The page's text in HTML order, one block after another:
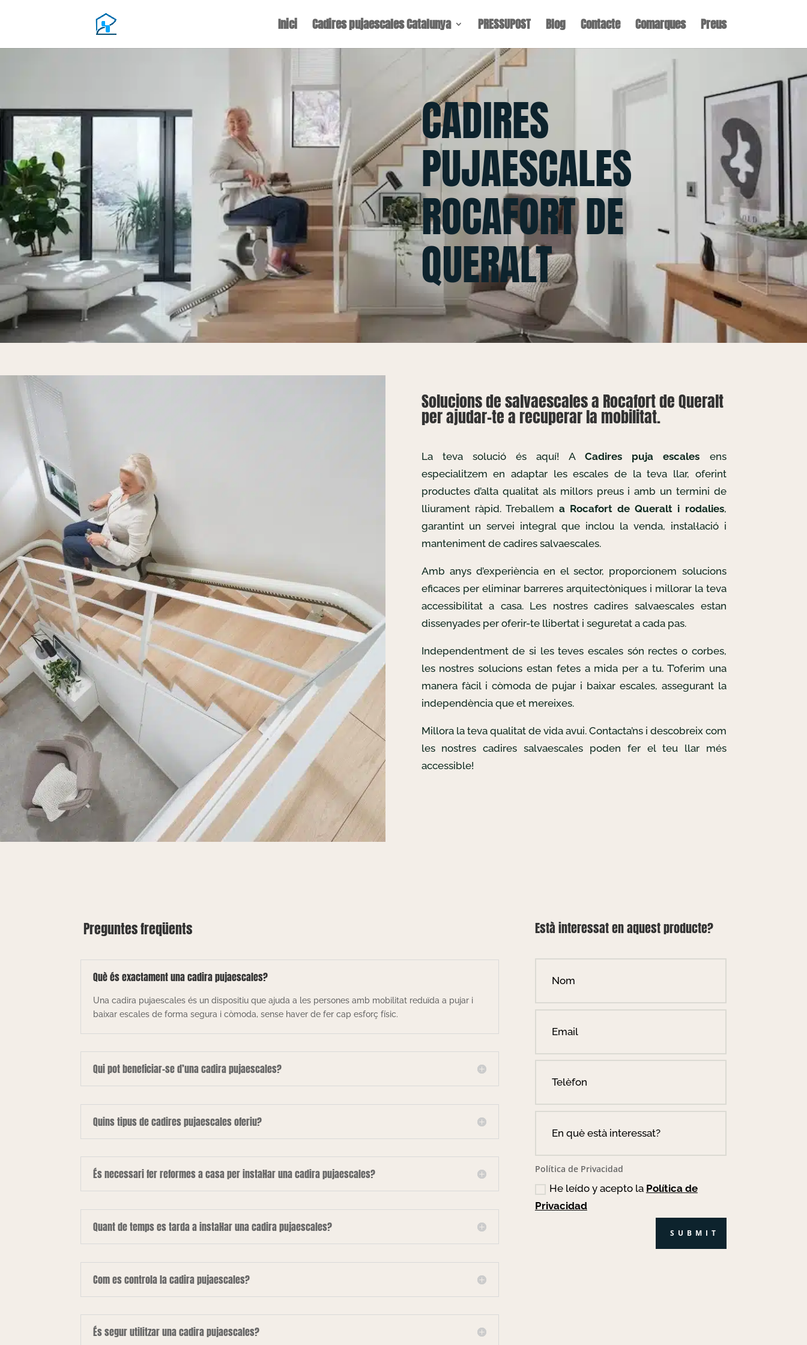
Inici Cadires pujaescales Catalunya PRESSUPOST Blog Contacte Comarques Preus
CADIRES
PUJAESCALES
ROCAFORT DE
QUERALT
Solucions de salvaescales a Rocafort de Queralt
per ajudar-te a recuperar la mobilitat.
La teva solució és aquí! A Cadires puja escales ens
especialitzem en adaptar les escales de la teva llar, oferint
productes d’alta qualitat als millors preus i amb un termini de
lliurament ràpid. Treballem a Rocafort de Queralt i rodalies,
garantint un servei integral que inclou la venda, instal·lació i
manteniment de cadires salvaescales.
Amb anys d’experiència en el sector, proporcionem solucions
eficaces per eliminar barreres arquitectòniques i millorar la teva
accessibilitat a casa. Les nostres cadires salvaescales estan
dissenyades per oferir-te llibertat i seguretat a cada pas.
Independentment de si les teves escales són rectes o corbes,
les nostres solucions estan fetes a mida per a tu. T’oferim una
manera fàcil i còmoda de pujar i baixar escales, assegurant la
independència que et mereixes.
Millora la teva qualitat de vida avui. Contacta’ns i descobreix com
les nostres cadires salvaescales poden fer el teu llar més
accessible!
Preguntes freqüents
Què és exactament una cadira pujaescales?
Una cadira pujaescales és un dispositiu que ajuda a les persones amb mobilitat reduïda a pujar i
baixar escales de forma segura i còmoda, sense haver de fer cap esforç físic.
Qui pot beneficiar-se d’una cadira pujaescales?
Quins tipus de cadires pujaescales oferiu?
És necessari fer reformes a casa per instal·lar una cadira pujaescales?
Quant de temps es tarda a instal·lar una cadira pujaescales?
Com es controla la cadira pujaescales?
És segur utilitzar una cadira pujaescales?
Està interessat en aquest producte?
Política de Privacidad
He leído y acepto la Política de
Privacidad
SUBMIT